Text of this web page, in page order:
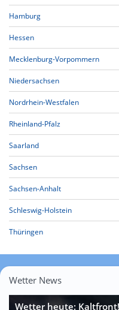
Hamburg
Hessen
Mecklenburg-Vorpommern
Niedersachsen
Nordrhein-Westfalen
Rheinland-Pfalz
Saarland
Sachsen
Sachsen-Anhalt
Schleswig-Holstein
Thüringen
Wetter News
Wetter heute: